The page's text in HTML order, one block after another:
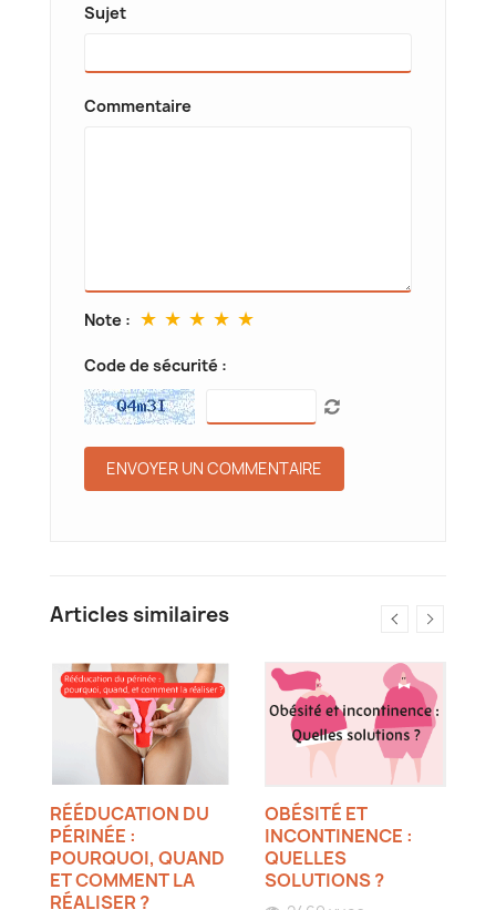
Sujet
Commentaire
Note : ★ ★ ★ ★ ★
Code de sécurité :
Articles similaires
RÉÉDUCATION DU
PÉRINÉE :
POURQUOI, QUAND
ET COMMENT LA
RÉALISER ?
OBÉSITÉ ET
INCONTINENCE :
QUELLES
SOLUTIONS ?